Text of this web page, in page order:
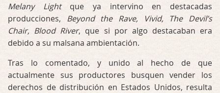
Melany Lightque ya intervino en destacadas
producciones, Beyond the Rave, Vivid, The Devil’s
Chair, Blood River, que si por algo destacaban era
debido a su malsana ambientación.
Tras lo comentado, y unido al hecho de que
actualmente sus productores busquen vender los
derechos de distribución en Estados Unidos, resulta